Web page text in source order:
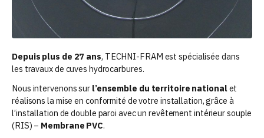
Depuis plus de 27 ans, TECHNI-FRAM est spécialisée dans
les travaux de cuves hydrocarbures.
Nous intervenons sur l’ensemble du territoire nationalet
réalisons la mise en conformité de votre installation, grâce à
l’installation de double paroi avec un revêtement intérieur souple
(RIS) – Membrane PVC.